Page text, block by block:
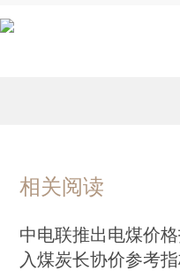
相关阅读
中电联推出电煤价
入煤炭长协价参考